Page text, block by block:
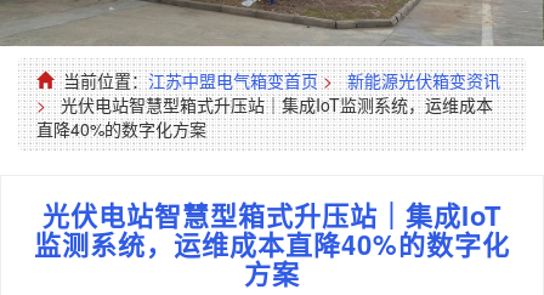
当前位置：江苏中盟电气箱变首页 >
新能源光伏箱变资讯
> 光伏电站智慧型箱式升压站｜集成IoT监测系统，运维成本
直降40%的数字化方案
光伏电站智慧型箱式升压站｜集成IoT
监测系统，运维成本直降40%的数字化
方案